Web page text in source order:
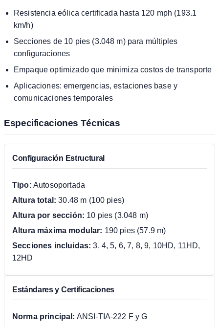
Resistencia eólica certificada hasta 120 mph (193.1
km/h)
Secciones de 10 pies (3.048 m) para múltiples
configuraciones
Empaque optimizado que minimiza costos de transporte
Aplicaciones: emergencias, estaciones base y
comunicaciones temporales
Especificaciones Técnicas
Configuración Estructural
Tipo: Autosoportada
Altura total: 30.48 m (100 pies)
Altura por sección: 10 pies (3.048 m)
Altura máxima modular: 190 pies (57.9 m)
Secciones incluidas: 3, 4, 5, 6, 7, 8, 9, 10HD, 11HD,
12HD
Estándares y Certificaciones
Norma principal: ANSI-TIA-222 F y G